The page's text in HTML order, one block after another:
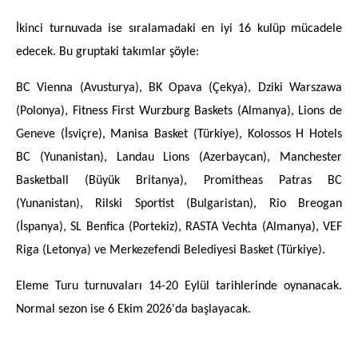
İkinci turnuvada ise sıralamadaki en iyi 16 kulüp mücadele
edecek. Bu gruptaki takımlar şöyle:
BC Vienna (Avusturya), BK Opava (Çekya), Dziki Warszawa
(Polonya), Fitness First Wurzburg Baskets (Almanya), Lions de
Geneve (İsviçre), Manisa Basket (Türkiye), Kolossos H Hotels
BC (Yunanistan), Landau Lions (Azerbaycan), Manchester
Basketball (Büyük Britanya), Promitheas Patras BC
(Yunanistan), Rilski Sportist (Bulgaristan), Rio Breogan
(İspanya), SL Benfica (Portekiz), RASTA Vechta (Almanya), VEF
Riga (Letonya) ve Merkezefendi Belediyesi Basket (Türkiye).
Eleme Turu turnuvaları 14-20 Eylül tarihlerinde oynanacak.
Normal sezon ise 6 Ekim 2026'da başlayacak.